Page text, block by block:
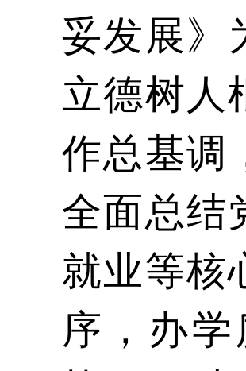
妥发展》
立德树人
作总基调
全面总结
就业等核
序，办